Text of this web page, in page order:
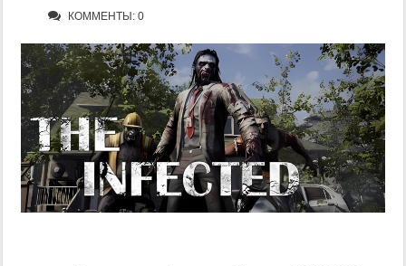
КОММЕНТЫ: 0